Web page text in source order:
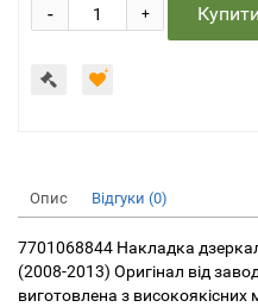
+
- Купити
Опис Відгуки (0)
7701068844 Накладка
(2008-2013) Оригінал від
виготовлена з високоякісних